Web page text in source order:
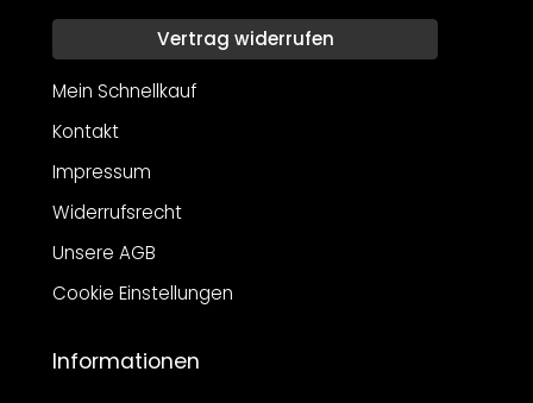
Vertrag widerrufen
Mein Schnellkauf
Kontakt
Impressum
Widerrufsrecht
Unsere AGB
Cookie Einstellungen
Informationen